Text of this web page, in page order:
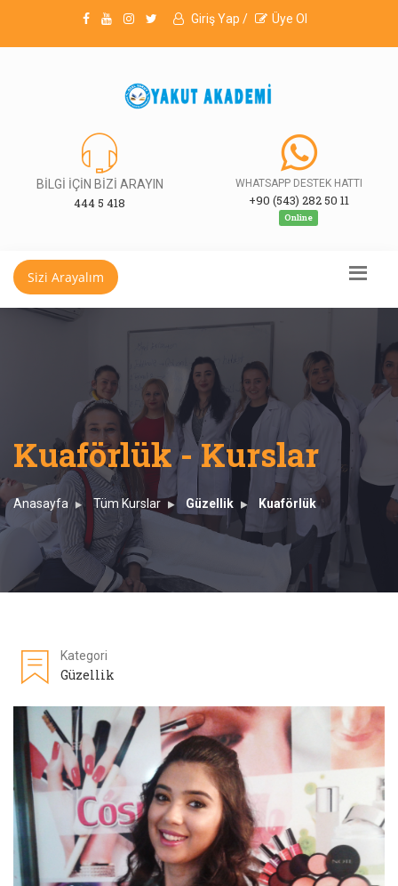
Giriş Yap / Üye Ol
BİLGİ İÇİN BİZİ ARAYIN
444 5 418
WHATSAPP DESTEK HATTI
+90 (543) 282 50 11
Online
Sizi Arayalım
Kuaförlük - Kurslar
Anasayfa Tüm Kurslar Güzellik Kuaförlük
Kategori
Güzellik